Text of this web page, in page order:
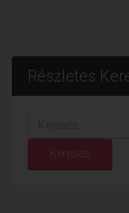
Részletes
Keresés